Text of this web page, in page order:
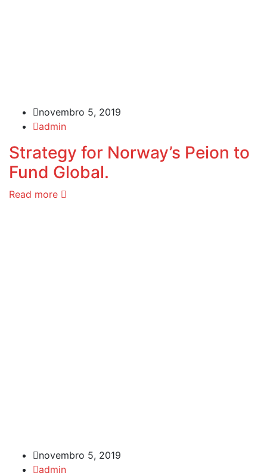
novembro 5, 2019
admin
Strategy for Norway’s Peion to
Fund Global.
Read more
novembro 5, 2019
admin